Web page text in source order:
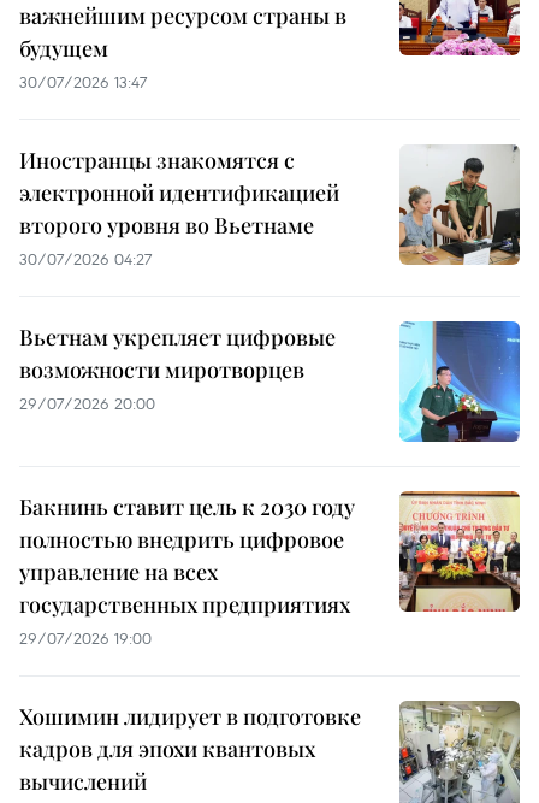
важнейшим ресурсом страны в
будущем
30/07/2026 13:47
Иностранцы знакомятся с
электронной идентификацией
второго уровня во Вьетнаме
30/07/2026 04:27
Вьетнам укрепляет цифровые
возможности миротворцев
29/07/2026 20:00
Бакнинь ставит цель к 2030 году
полностью внедрить цифровое
управление на всех
государственных предприятиях
29/07/2026 19:00
Хошимин лидирует в подготовке
кадров для эпохи квантовых
вычислений